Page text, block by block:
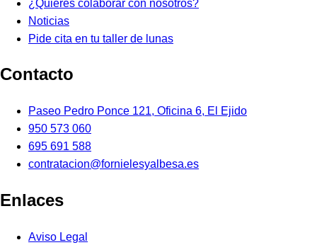
¿Quieres colaborar con nosotros?
Noticias
Pide cita en tu taller de lunas
Contacto
Paseo Pedro Ponce 121, Oficina 6, El Ejido
950 573 060
695 691 588
contratacion@fornielesyalbesa.es
Enlaces
Aviso Legal